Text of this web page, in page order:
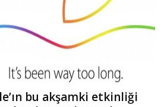
bu akşamki etkinliği